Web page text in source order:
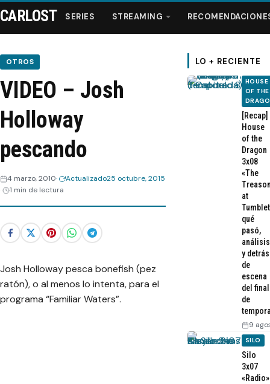
Series
Streaming
Recomendaciones
Videos
Webisodios
CARLOST SERIES STREAMING
OTROS
VIDEO – Josh
Holloway
pescando
4 marzo, 2010 Actualizado25 octubre, 2015
1 min de lectura
Josh Holloway pesca bonefish (pez
ratón), o al menos lo intenta, para el
programa “Familiar Waters”.
LO + RECIENTE
HOUSE
OF THE
[Recap]
House
of the
Dragon
3x08
«The
at
qué
pasó,
análisis
y detrás
de
escena
del final
de
9
SILO
Silo
3x07